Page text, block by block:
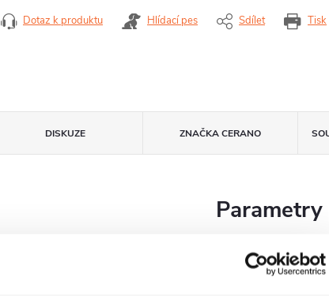
Tisk
Dotaz k produktu Hlídací pes Sdílet
DISKUZE ZNAČKACERANO
Hmotnost: